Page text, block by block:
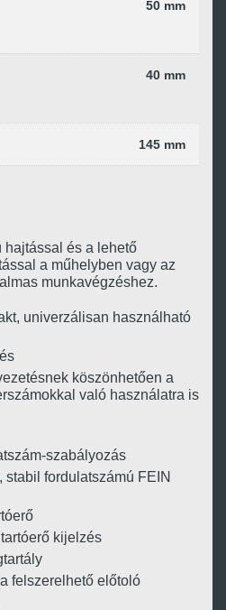
50 mm
40 mm
145 mm
hajtással és a lehető
a műhelyben vagy az
munkavégzéshez.
univerzálisan használható
köszönhetően a
való használatra is
szabályozás
stabil fordulatszámú FEIN
kijelzés
felszerelhető előtoló